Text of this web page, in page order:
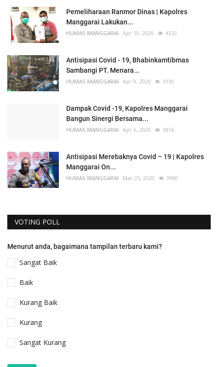
Pemeliharaan Ranmor Dinas | Kapolres
Manggarai Lakukan...
HUMAS MANGGARAI Apr 10, 2020 4332
Antisipasi Covid - 19, Bhabinkamtibmas
Sambangi PT. Menara...
HUMAS MANGGARAI Apr 9, 2020 3930
Dampak Covid -19, Kapolres Manggarai
Bangun Sinergi Bersama...
HUMAS MANGGARAI Apr 6, 2020 3856
Antisipasi Merebaknya Covid – 19 | Kapolres
Manggarai On...
HUMAS MANGGARAI Mar 25, 2020 3980
VOTING POLL
Menurut anda, bagaimana tampilan terbaru kami?
Sangat Baik
Baik
Kurang Baik
Kurang
Sangat Kurang